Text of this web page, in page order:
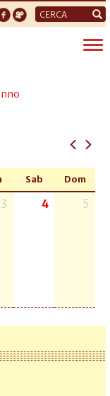
Form
di
ricerca
Sab Dom
3 4 5